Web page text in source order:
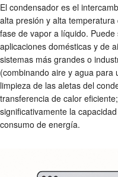
El condensador es el
alta presión y alta
fase de vapor a líquido.
aplicaciones domésticas y de
sistemas más grandes o
(combinando aire y agua para
limpieza de las aletas del
transferencia de calor
significativamente la
consumo de energía.